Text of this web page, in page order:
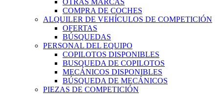
OTRAS MARCAS
COMPRA DE COCHES
ALQUILER DE VEHÍCULOS DE COMPETICIÓN
OFERTAS
BÚSQUEDAS
PERSONAL DEL EQUIPO
COPILOTOS DISPONIBLES
BUSQUEDA DE COPILOTOS
MECÁNICOS DISPONIBLES
BÚSQUEDA DE MECÁNICOS
PIEZAS DE COMPETICIÓN